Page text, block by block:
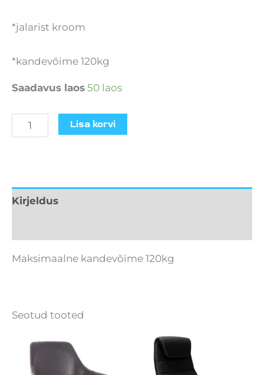
*jalarist kroom
*kandevõime 120kg
Saadavus laos 50 laos
Lisa korvi
Kirjeldus
Maksimaalne kandevõime 120kg
Seotud tooted